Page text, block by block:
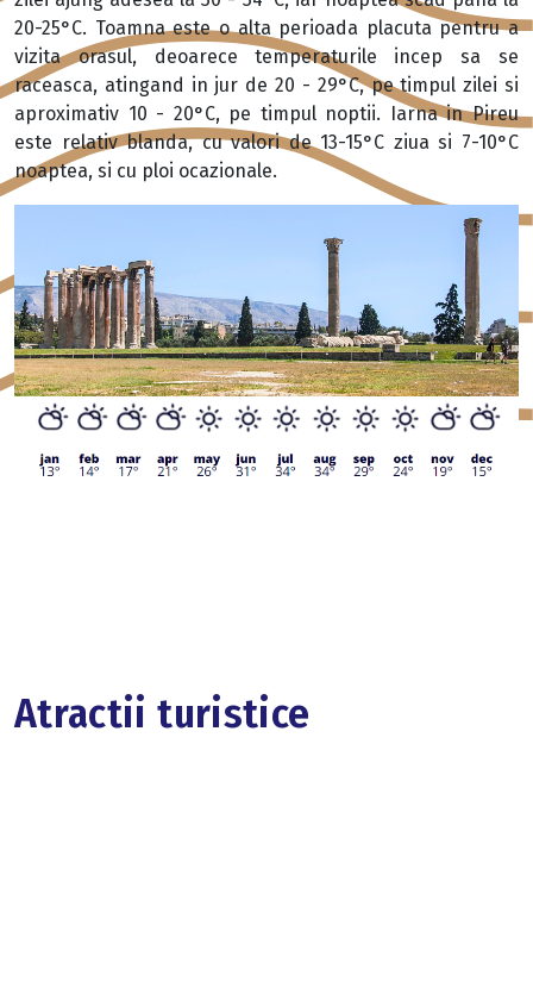
20-25°C. Toamna este o alta perioada placuta pentru a
vizita orasul, deoarece temperaturile incep sa se
raceasca, atingand in jur de 20 - 29°C, pe timpul zilei si
aproximativ 10 - 20°C, pe timpul noptii. Iarna in Pireu
este relativ blanda, cu valori de 13-15°C ziua si 7-10°C
noaptea, si cu ploi ocazionale.
Atractii turistice